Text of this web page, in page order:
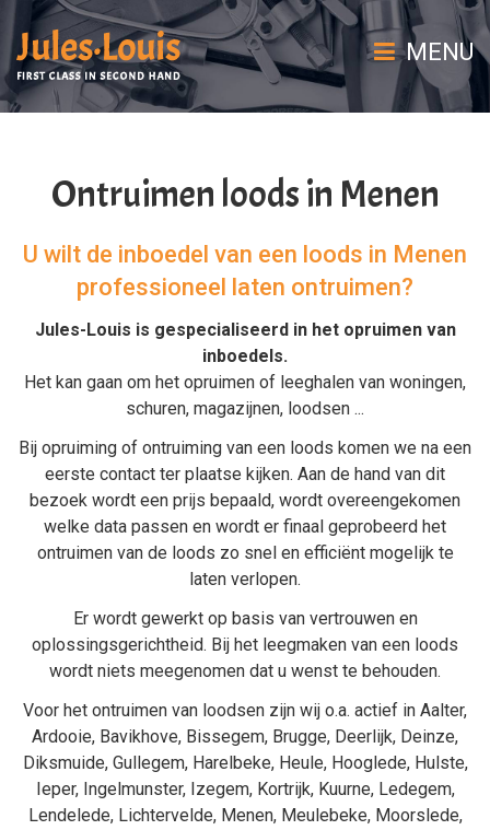
MENU
Ontruimen loods in Menen
U wilt de inboedel van een loods in Menen
professioneel laten ontruimen?
Jules-Louis is gespecialiseerd in het opruimen van
inboedels.
Het kan gaan om het opruimen of leeghalen van woningen,
schuren, magazijnen, loodsen ...
Bij opruiming of ontruiming van een loods komen we na een
eerste contact ter plaatse kijken. Aan de hand van dit
bezoek wordt een prijs bepaald, wordt overeengekomen
welke data passen en wordt er finaal geprobeerd het
ontruimen van de loods zo snel en efficiënt mogelijk te
laten verlopen.
Er wordt gewerkt op basis van vertrouwen en
oplossingsgerichtheid. Bij het leegmaken van een loods
wordt niets meegenomen dat u wenst te behouden.
Voor het ontruimen van loodsen zijn wij o.a. actief in Aalter,
Ardooie, Bavikhove, Bissegem, Brugge, Deerlijk, Deinze,
Diksmuide, Gullegem, Harelbeke, Heule, Hooglede, Hulste,
Ieper, Ingelmunster, Izegem, Kortrijk, Kuurne, Ledegem,
Lendelede, Lichtervelde, Menen, Meulebeke, Moorslede,